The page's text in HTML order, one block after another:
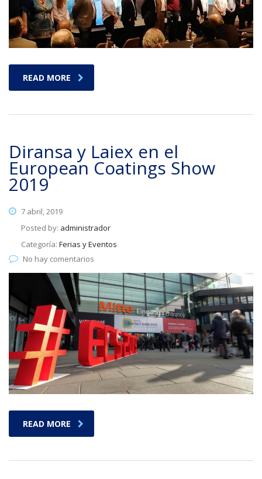
READ MORE
Diransa y Laiex en el
European Coatings Show
2019
7 abril, 2019
Posted by: administrador
Categoría: Ferias y Eventos
No hay comentarios
READ MORE